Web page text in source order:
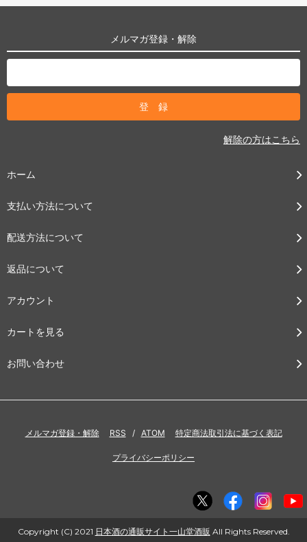
メルマガ登録・解除
解除の方はこちら
ホーム
支払い方法について
配送方法について
返品について
アカウント
カートを見る
お問い合わせ
メルマガ登録・解除 RSS / ATOM 特定商法取引法に基づく表記
プライバシーポリシー
Copyright (C) 2021 日本酒の通販サイト一山堂酒販 All Rights Reserved.